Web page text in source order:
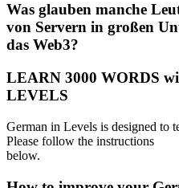
Was glauben manche
von Servern in großen
das Web3?
LEARN 3000 WORDS
LEVELS
German in Levels is designed to
Please follow the instructions
below.